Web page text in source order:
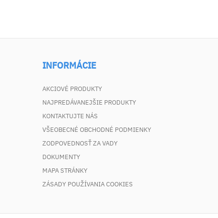
INFORMÁCIE
AKCIOVÉ PRODUKTY
NAJPREDÁVANEJŠIE PRODUKTY
KONTAKTUJTE NÁS
VŠEOBECNÉ OBCHODNÉ PODMIENKY
ZODPOVEDNOSŤ ZA VADY
DOKUMENTY
MAPA STRÁNKY
ZÁSADY POUŽÍVANIA COOKIES